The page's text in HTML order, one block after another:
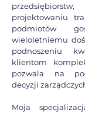
projektowaniu
podmiotów
wieloletniemu
podnoszeniu
klientom
pozwala na
decyzji
Moja